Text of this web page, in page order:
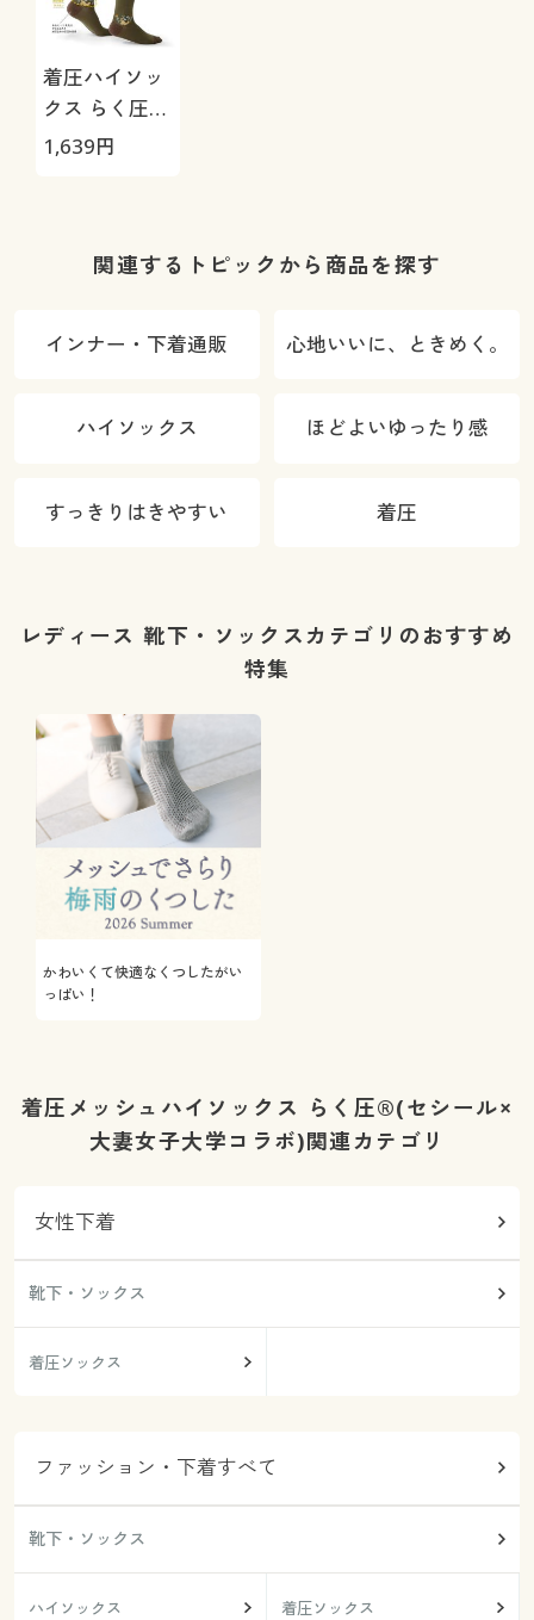
着圧ハイソッ
クス らく圧
®(セシール×
1,639円
関連するトピックから商品を探す
インナー・下着通販 心地いいに、ときめく。
ハイソックス ほどよいゆったり感
すっきりはきやすい 着圧
レディース 靴下・ソックスカテゴリのおすすめ
特集
かわいくて快適なくつしたがい
っぱい！
着圧メッシュハイソックス らく圧®(セシール×
大妻女子大学コラボ)関連カテゴリ
女性下着
靴下・ソックス
着圧ソックス
ファッション・下着すべて
靴下・ソックス
ハイソックス 着圧ソックス